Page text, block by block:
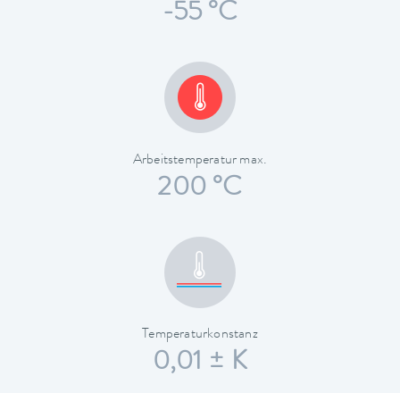
-55 °C
Arbeitstemperatur max.
200 °C
Temperaturkonstanz
0,01 ± K